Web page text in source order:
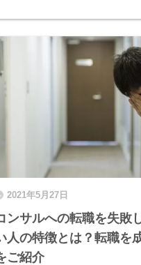
2021年5月27日
ンサルへの転職を失敗
人の特徴とは？転職を
ご紹介